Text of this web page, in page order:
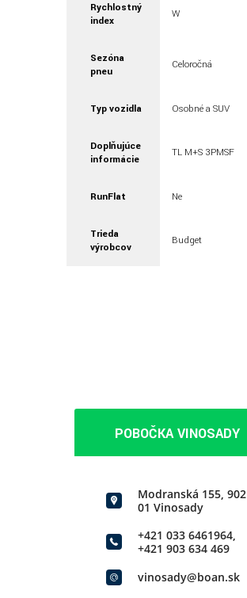
Rychlostný
index
W
Sezóna
pneu
Celoročná
Typ vozidla Osobné a SUV
Doplňujúce
informácie
TL M+S 3PMSF
RunFlat Ne
Trieda
výrobcov
Budget
POBOČKA VINOSADY
Modranská 155, 902
01 Vinosady
+421 033 6461964,
+421 903 634 469
vinosady@boan.sk